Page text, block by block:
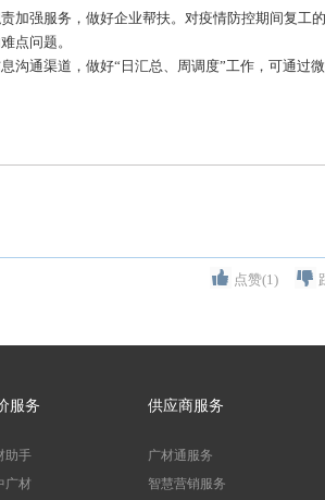
强服务，做好企业帮扶。对疫情防控期间复工
点问题。
通渠道，做好“日汇总、周调度”工作，可通过
点赞(1)
服务
助手
广材
供应商服务
广材通服务
智慧营销服务